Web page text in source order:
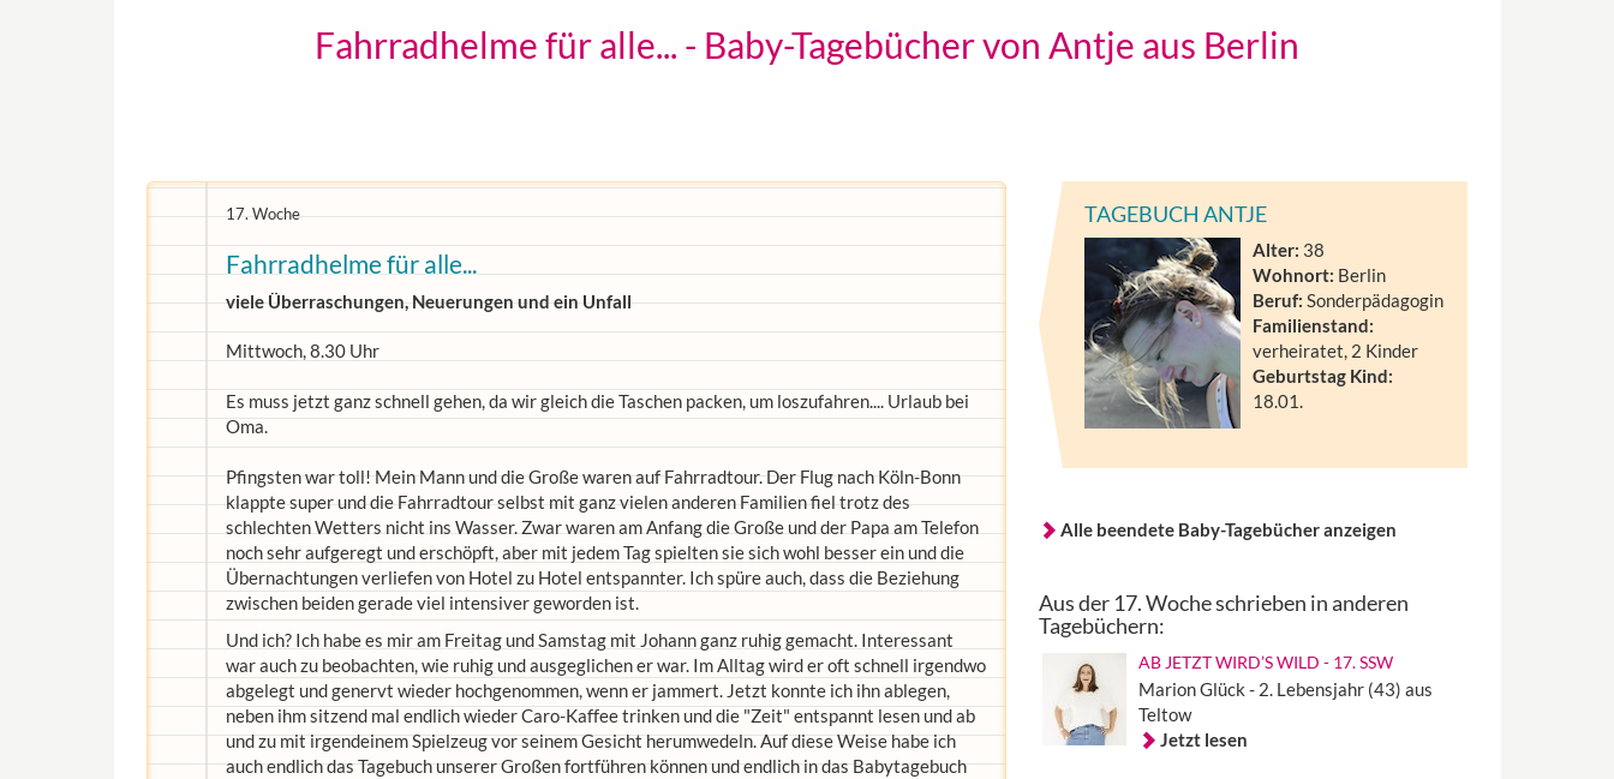
Fahrradhelme für alle... - Baby-Tagebücher von Antje aus Berlin
17. Woche
Fahrradhelme für alle...
viele Überraschungen, Neuerungen und ein Unfall
Mittwoch, 8.30 Uhr
Es muss jetzt ganz schnell gehen, da wir gleich die Taschen packen, um loszufahren.... Urlaub bei
Oma.
Pfingsten war toll! Mein Mann und die Große waren auf Fahrradtour. Der Flug nach Köln-Bonn
klappte super und die Fahrradtour selbst mit ganz vielen anderen Familien fiel trotz des
schlechten Wetters nicht ins Wasser. Zwar waren am Anfang die Große und der Papa am Telefon
noch sehr aufgeregt und erschöpft, aber mit jedem Tag spielten sie sich wohl besser ein und die
Übernachtungen verliefen von Hotel zu Hotel entspannter. Ich spüre auch, dass die Beziehung
zwischen beiden gerade viel intensiver geworden ist.
Und ich? Ich habe es mir am Freitag und Samstag mit Johann ganz ruhig gemacht. Interessant
war auch zu beobachten, wie ruhig und ausgeglichen er war. Im Alltag wird er oft schnell irgendwo
abgelegt und genervt wieder hochgenommen, wenn er jammert. Jetzt konnte ich ihn ablegen,
neben ihm sitzend mal endlich wieder Caro-Kaffee trinken und die "Zeit" entspannt lesen und ab
und zu mit irgendeinem Spielzeug vor seinem Gesicht herumwedeln. Auf diese Weise habe ich
auch endlich das Tagebuch unserer Großen fortführen können und endlich in das Babytagebuch
TAGEBUCH ANTJE
Alter: 38
Wohnort: Berlin
Beruf: Sonderpädagogin
Familienstand:
verheiratet, 2 Kinder
Geburtstag Kind:
18.01.
Alle beendete Baby-Tagebücher anzeigen
Aus der 17. Woche schrieben in anderen
Tagebüchern:
AB JETZT WIRD’S WILD - 17. SSW
Marion Glück - 2. Lebensjahr (43) aus
Teltow
Jetzt lesen